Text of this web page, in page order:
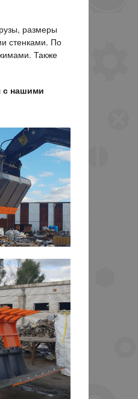
размеры
стенками. По
Также
с нашими